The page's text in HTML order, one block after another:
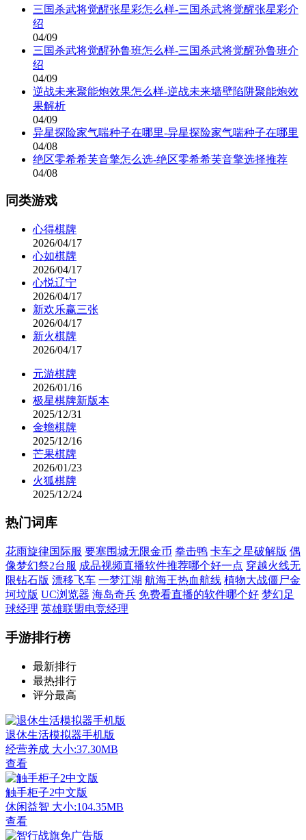
三国杀武将觉醒张星彩怎么样-三国杀武将觉醒张星彩介
绍
04/09
三国杀武将觉醒孙鲁班怎么样-三国杀武将觉醒孙鲁班介
绍
04/09
逆战未来聚能炮效果怎么样-逆战未来墙壁陷阱聚能炮效
果解析
04/09
异星探险家气喘种子在哪里-异星探险家气喘种子在哪里
04/08
绝区零希希芙音擎怎么选-绝区零希希芙音擎选择推荐
04/08
同类游戏
心得棋牌
2026/04/17
心如棋牌
2026/04/17
心悦辽宁
2026/04/17
新欢乐赢三张
2026/04/17
新火棋牌
2026/04/17
元游棋牌
2026/01/16
极星棋牌新版本
2025/12/31
金蟾棋牌
2025/12/16
芒果棋牌
2026/01/23
火狐棋牌
2025/12/24
热门词库
花雨旋律国际服 要塞围城无限金币 拳击鸭 卡车之星破解版 偶
像梦幻祭2台服 成品视频直播软件推荐哪个好一点 穿越火线无
限钻石版 漂移飞车 一梦江湖 航海王热血航线 植物大战僵尸金
坷垃版 UC浏览器 海岛奇兵 免费看直播的软件哪个好 梦幻足
球经理 英雄联盟电竞经理
手游排行榜
最新排行
最热排行
评分最高
退休生活模拟器手机版
经营养成 大小:37.30MB
查看
触手柜子2中文版
休闲益智 大小:104.35MB
查看